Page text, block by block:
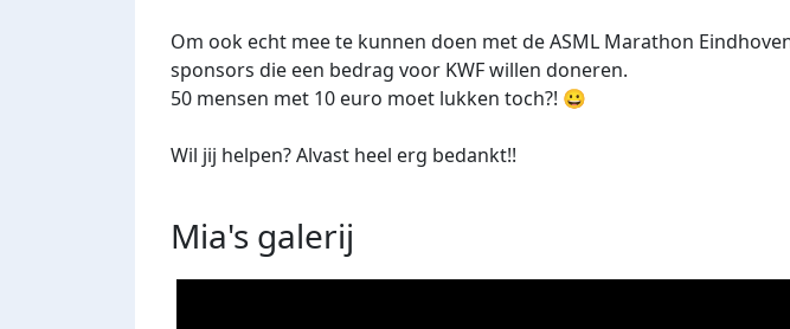
Om ook echt mee te kunnen doen met de ASML Marathon
sponsors die een bedrag voor KWF willen doneren.
50 mensen met 10 euro moet lukken toch?! 😀
Wil jij helpen? Alvast heel erg bedankt!!
Mia's galerij